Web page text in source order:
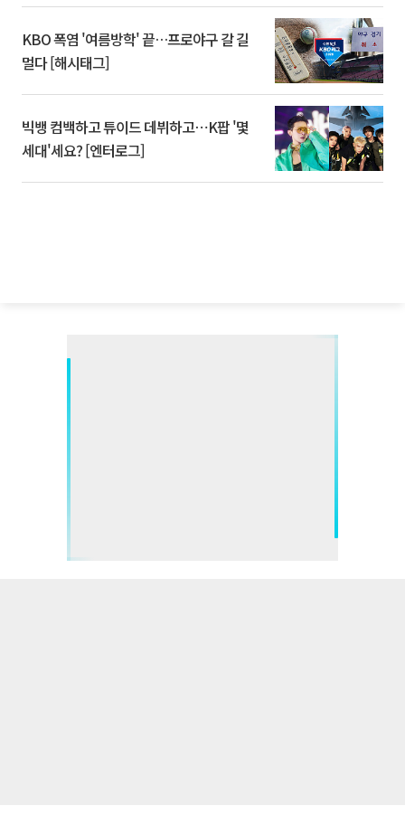
KBO 폭염 '여름방학' 끝…프로야구 갈 길
멀다 [해시태그]
빅뱅 컴백하고 튜이드 데뷔하고⋯K팝 '몇
세대'세요? [엔터로그]